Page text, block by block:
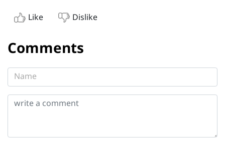
Like Dislike
Comments